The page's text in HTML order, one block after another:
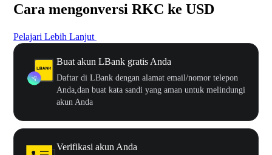
Cara mengonversi RKC ke USD
Pelajari Lebih Lanjut
Buat akun LBank gratis Anda
Daftar di LBank dengan alamat email/nomor telepon
Anda,dan buat kata sandi yang aman untuk melindungi
akun Anda
Verifikasi akun Anda